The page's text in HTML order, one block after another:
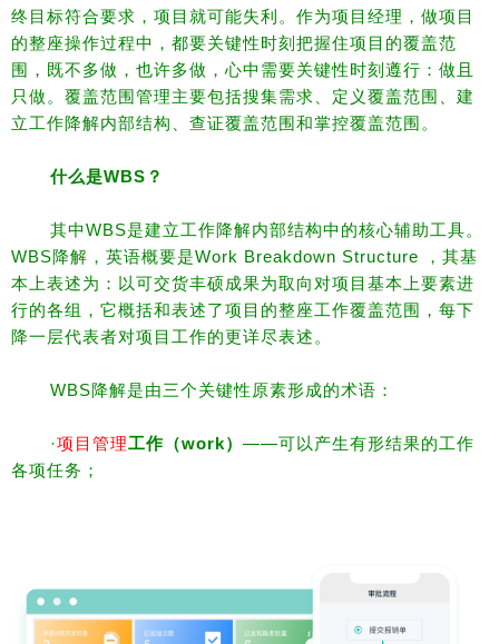
终目标符合要求，项目就可能失利。作为项目经理，做项目
的整座操作过程中，都要关键性时刻把握住项目的覆盖范
围，既不多做，也许多做，心中需要关键性时刻遵行：做且
只做。 覆盖范围管理主要包括搜集需求、定 义覆盖范围、建
立工作降解内部结构、查证覆盖范围和掌控覆盖范围。
什么是WBS？
其中WBS是建立工作降解内部结构中的核心辅助工具。
WBS降解，英语概要是Work Breakdown Structure ，其基
本上表述为：以可交货丰硕成果为取向对项目基本上要素进
行的各组，它概括和表述了项目的整座工作覆盖范围，每下
降一层代表者对项目工作的更详尽表述。
WBS降解是由三个关键性原素形成的术语：
·项目管理工作（work） ——可以产生有形结果的工作
各项任务；